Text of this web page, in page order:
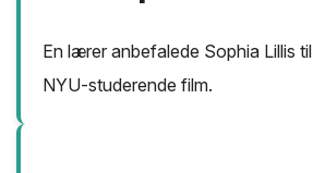
En lærer anbefalede Sophia Lillis
NYU-studerende film.